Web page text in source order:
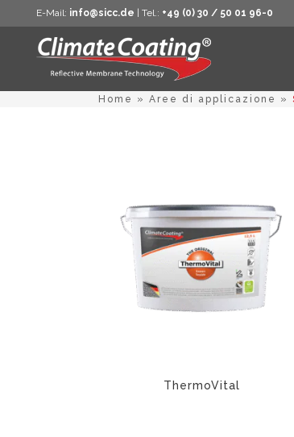
E-Mail: info@sicc.de | Tel.: +49 (0) 30 / 50 01 96-0
Home » Aree di applicazione »
ThermoVital